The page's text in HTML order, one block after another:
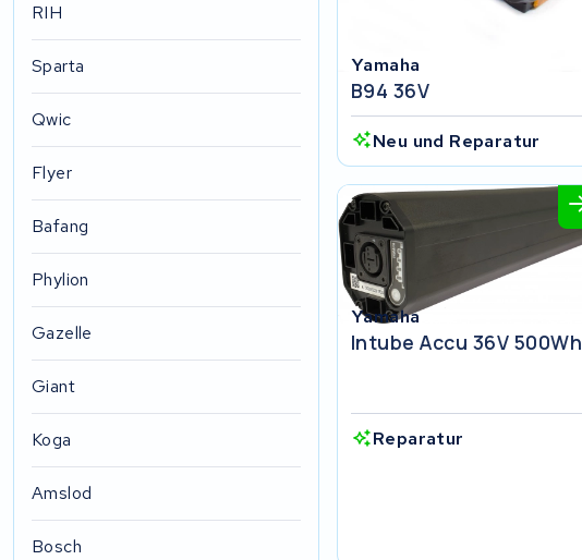
RIH
Sparta
Qwic
Flyer
Bafang
Phylion
Gazelle
Giant
Koga
Amslod
Bosch
Yamaha
B94 36V
Neu und Reparatur
Yamaha
Intube Accu 36V 500Wh
Reparatur